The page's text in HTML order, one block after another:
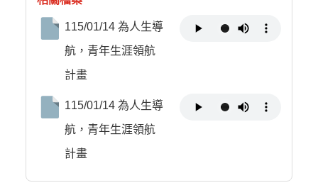
115/01/14 為人生導
航，青年生涯領航
計畫
115/01/14 為人生導
航，青年生涯領航
計畫